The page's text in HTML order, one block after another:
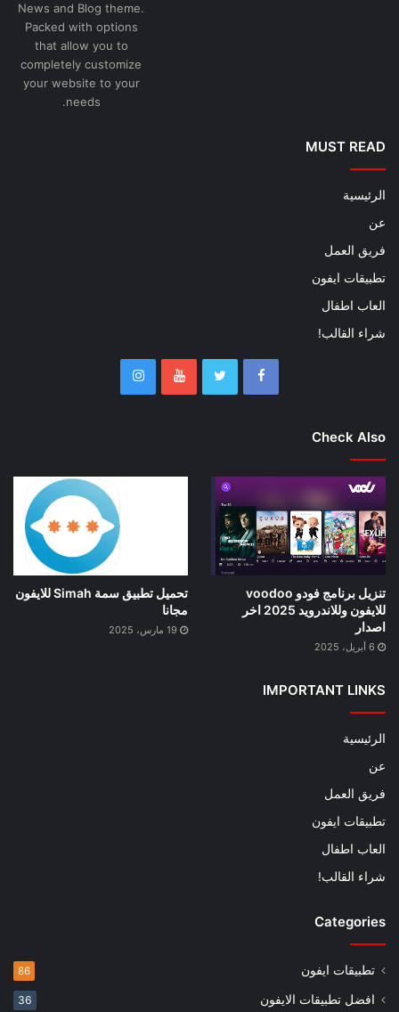
News and Blog theme.
Packed with options
that allow you to
completely customize
your website to your
needs.
MUST READ
الرئيسية
عن
فريق العمل
تطبيقات ايفون
العاب اطفال
شراء القالب!
Check Also
تنزيل برنامج فودو voodoo
للايفون وللاندرويد 2025 اخر
اصدار
6 أبريل، 2025
تحميل تطبيق سمة Simah للايفون
مجانا
19 مارس، 2025
IMPORTANT LINKS
الرئيسية
عن
فريق العمل
تطبيقات ايفون
العاب اطفال
شراء القالب!
Categories
تطبيقات ايفون 86
افضل تطبيقات الايفون 36